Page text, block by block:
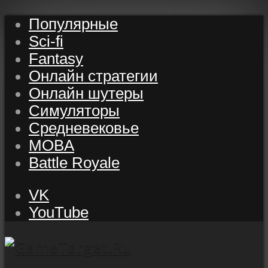
Популярные
Sci-fi
Fantasy
Онлайн стратегии
Онлайн шутеры
Симуляторы
Средневековье
MOBA
Battle Royale
VK
YouTube